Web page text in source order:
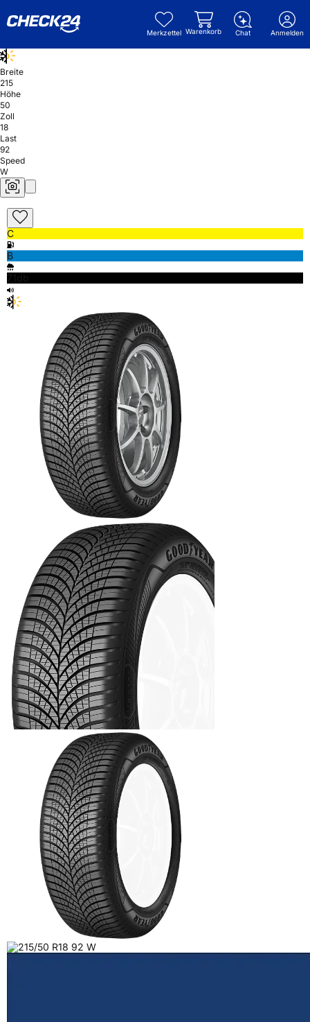
Merkzettel Warenkorb Chat Anmelden
Breite
215
Höhe
50
Zoll
18
Last
92
Speed
W
C
B
71db